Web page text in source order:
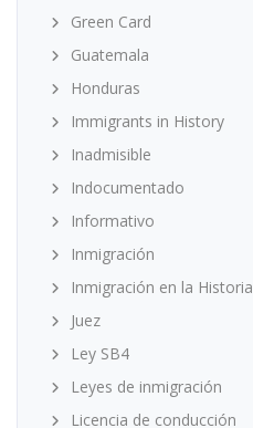
Green Card
Guatemala
Honduras
Immigrants in History
Inadmisible
Indocumentado
Informativo
Inmigración
Inmigración en la Historia
Juez
Ley SB4
Leyes de inmigración
Licencia de conducción